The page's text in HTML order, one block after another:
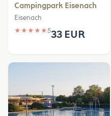
Campingpark Eisenach
Eisenach
★ ★ ★ ★ ★533 EUR